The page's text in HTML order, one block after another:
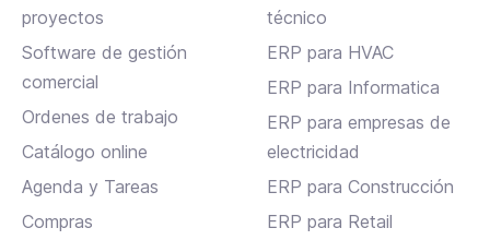
proyectos
Software de gestión
comercial
Ordenes de trabajo
Catálogo online
Agenda y Tareas
Compras
técnico
ERP para HVAC
ERP para Informatica
ERP para empresas de
electricidad
ERP para Construcción
ERP para Retail